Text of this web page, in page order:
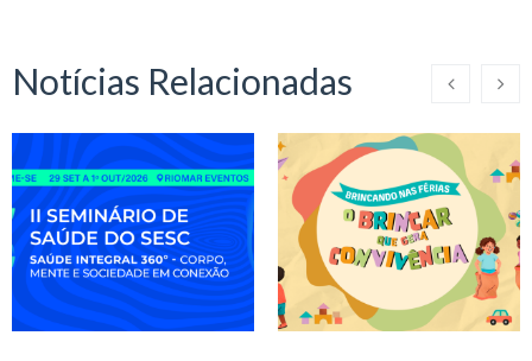
Notícias Relacionadas